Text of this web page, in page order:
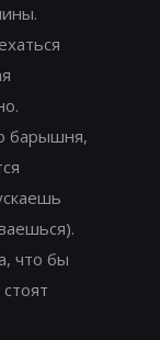
барышня,
что бы